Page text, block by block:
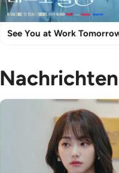
See You at Work